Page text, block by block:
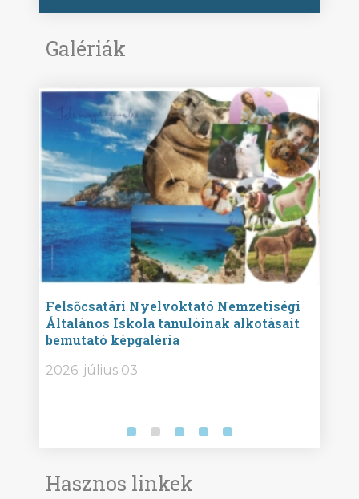
Galériák
Felsőcsatári Nyelvoktató Nemzetiségi
Általános Iskola tanulóinak alkotásait
bemutató képgaléria
2026. július 03.
Hasznos linkek